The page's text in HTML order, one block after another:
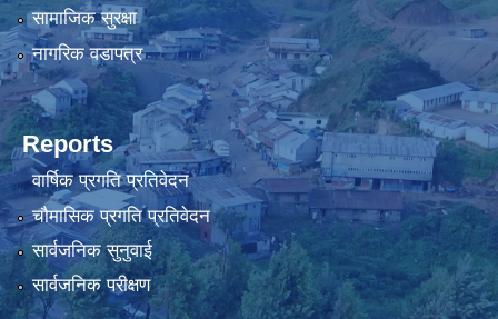
सामाजिक सुरक्षा
नागरिक वडापत्र
Reports
वार्षिक प्रगति प्रतिवेदन
चौमासिक प्रगति प्रतिवेदन
सार्वजनिक सुनुवाई
सार्वजनिक परीक्षण